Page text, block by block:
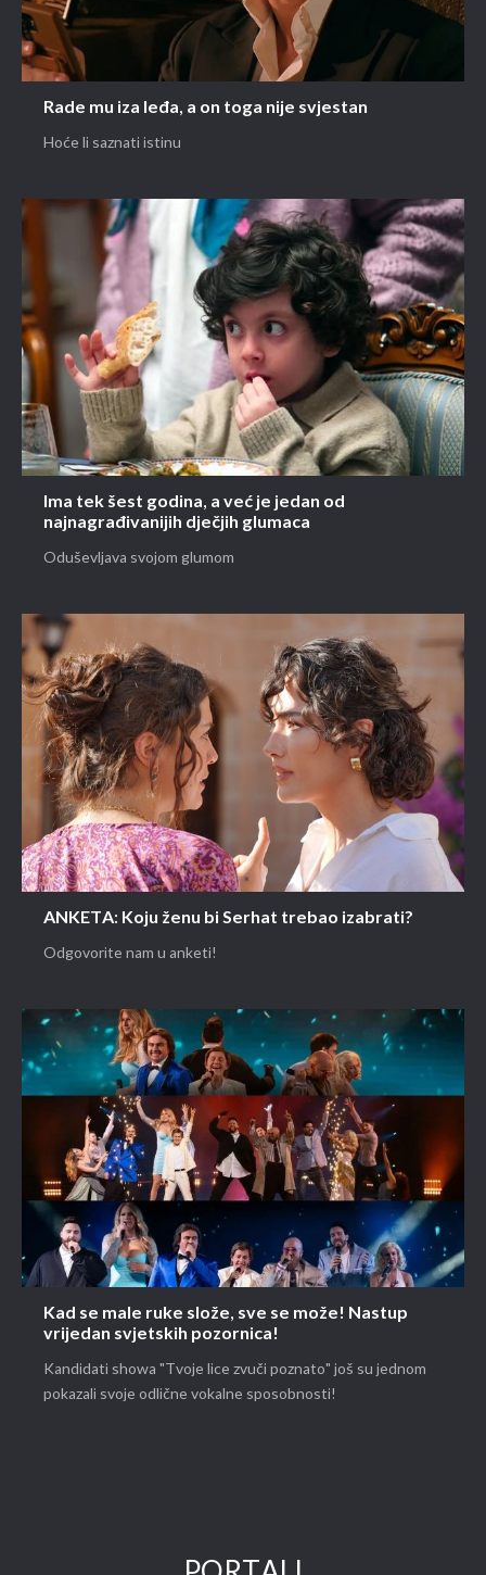
Rade mu iza leđa, a on toga nije svjestan
Hoće li saznati istinu
Ima tek šest godina, a već je jedan od
najnagrađivanijih dječjih glumaca
Oduševljava svojom glumom
ANKETA: Koju ženu bi Serhat trebao izabrati?
Odgovorite nam u anketi!
Kad se male ruke slože, sve se može! Nastup
vrijedan svjetskih pozornica!
Kandidati showa "Tvoje lice zvuči poznato" još su jednom
pokazali svoje odlične vokalne sposobnosti!